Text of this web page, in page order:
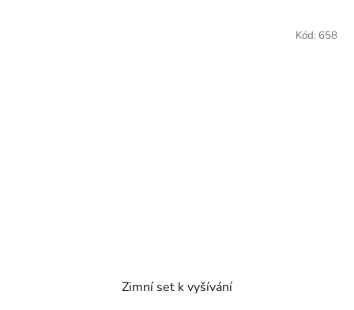
Zimní set k vyšívání
Kód: 658